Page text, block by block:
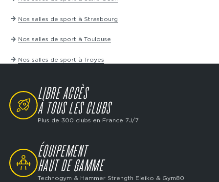
Nos salles de sport à Strasbourg
Nos salles de sport à Toulouse
Nos salles de sport à Troyes
SVG
LIBRE ACCÈS
À TOUS LES CLUBS
Plus de 300 clubs en France 7J/7
SVG
ÉQUIPEMENT
HAUT DE GAMME
Technogym & Hammer Strength Eleiko & Gym80